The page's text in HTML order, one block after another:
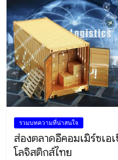
รวมบทความที่น่าสนใจ
ส่องตลาดอีคอมเมิร์ซเอ
โลจิสติกส์ไทย